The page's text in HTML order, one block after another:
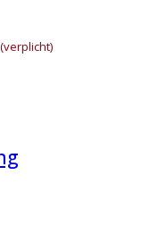
(verplicht)